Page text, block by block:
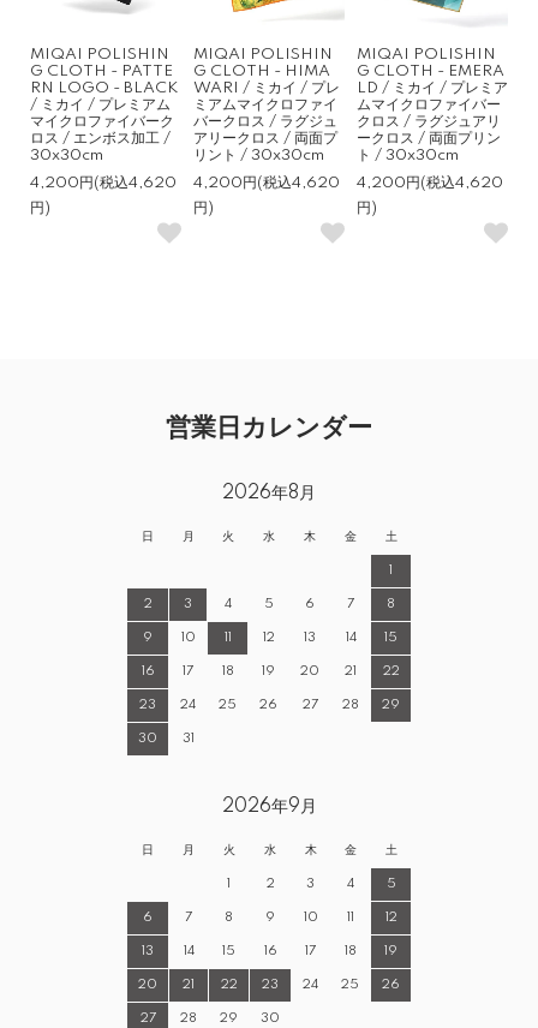
MIQAI POLISHIN
G CLOTH - PATTE
RN LOGO - BLACK
/ ミカイ / プレミアム
マイクロファイバーク
ロス / エンボス加工 /
30x30cm
4,200円(税込4,620
円)
MIQAI POLISHIN
G CLOTH - HIMA
WARI / ミカイ / プレ
ミアムマイクロファイ
バークロス / ラグジュ
アリークロス / 両面プ
リント / 30x30cm
4,200円(税込4,620
円)
MIQAI POLISHIN
G CLOTH - EMERA
LD / ミカイ / プレミア
ムマイクロファイバー
クロス / ラグジュアリ
ークロス / 両面プリン
ト / 30x30cm
4,200円(税込4,620
円)
営業日カレンダー
2026年8月
日 月 火 水 木 金 土
1
2 3 4 5 6 7 8
9 10 11 12 13 14 15
16 17 18 19 20 21 22
23 24 25 26 27 28 29
30 31
2026年9月
日 月 火 水 木 金 土
1 2 3 4 5
6 7 8 9 10 11 12
13 14 15 16 17 18 19
20 21 22 23 24 25 26
27 28 29 30